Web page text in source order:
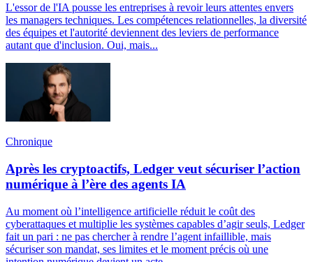
L'essor de l'IA pousse les entreprises à revoir leurs attentes envers
les managers techniques. Les compétences relationnelles, la diversité
des équipes et l'autorité deviennent des leviers de performance
autant que d'inclusion. Oui, mais...
Chronique
Après les cryptoactifs, Ledger veut sécuriser l’action
numérique à l’ère des agents IA
Au moment où l’intelligence artificielle réduit le coût des
cyberattaques et multiplie les systèmes capables d’agir seuls, Ledger
fait un pari : ne pas chercher à rendre l’agent infaillible, mais
sécuriser son mandat, ses limites et le moment précis où une